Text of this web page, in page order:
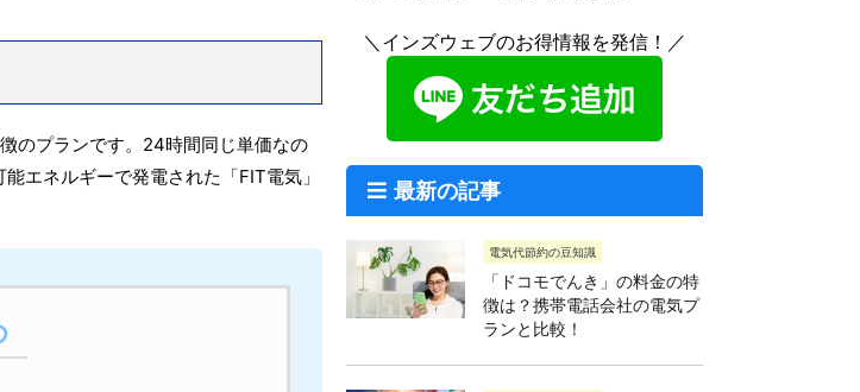
のプランです。24時間同じ単価なの
エネルギーで発電された「FIT電気」
＼インズウェブのお得情報を発信！／
最新の記事
電気代節約の豆知識
「ドコモでんき」の料金の特
徴は？携帯電話会社の電気プ
ランと比較！